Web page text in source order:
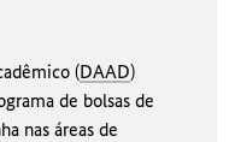
(DAAD)
de bolsas de
nas áreas de